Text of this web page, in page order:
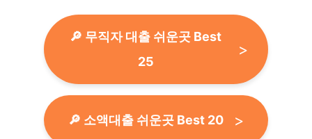
🔎 무직자 대출 쉬운곳 Best
25
🔎 소액대출 쉬운곳 Best 20